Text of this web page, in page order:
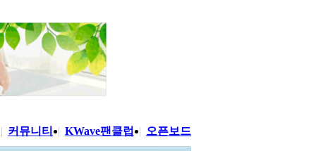
| 커뮤니티 | KWave팬클럽 | 오픈보드